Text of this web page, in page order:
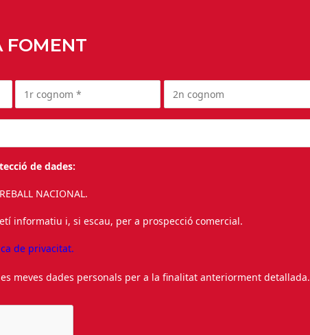
FOMENT
de dades:
NACIONAL.
informatiu i, si escau, per a prospecció comercial.
de privacitat.
meves dades personals per a la finalitat anteriorment detallada.